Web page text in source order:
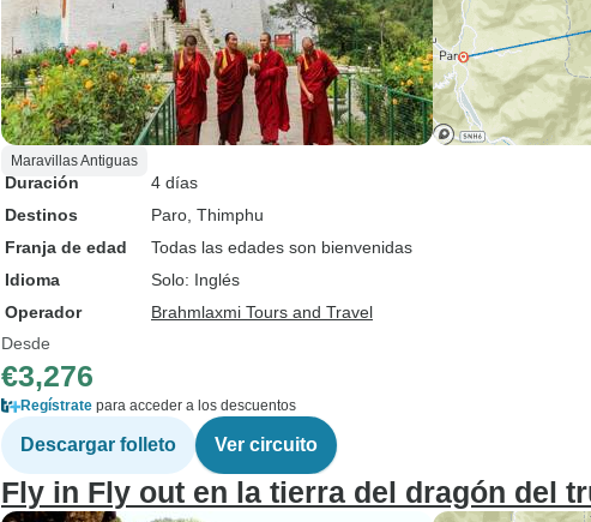
Maravillas Antiguas
Duración
4 días
Destinos
Paro , Thimphu
Franja de edad
Todas las edades son bienvenidas
Idioma
Solo: Inglés
Operador
Brahmlaxmi Tours and Travel
Desde
€3,276
Regístrate para acceder a los descuentos
Descargar folleto Ver circuito
Fly in Fly out en la tierra del dragón del